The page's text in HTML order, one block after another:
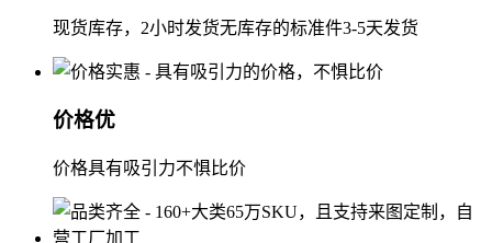
现货库存，2小时发货无库存的标准件3-5天发货
价格优
价格具有吸引力不惧比价